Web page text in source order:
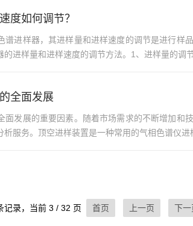
度如何调节？
谱进样器，其进样量和进样速度的调节是进行
进样量和进样速度的调节方法。1、进样量的调
全面发展
面发展的重要因素。随着市场需求的不断增加
服务。顶空进样装置是一种常用的气相色谱仪进
记录，当前 3 / 32 页 首页 上一页 下一